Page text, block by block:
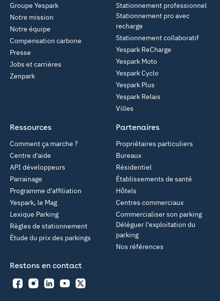
Groupe Yespark
Notre mission
Notre équipe
Compensation carbone
Presse
Jobs et carrières
Zenpark
Stationnement professionnel
Stationnement pro avec
recharge
Stationnement collaboratif
Yespark ReCharge
Yespark Moto
Yespark Cyclo
Yespark Plus
Yespark Relais
Villes
Partenaires
Propriétaires particuliers
Bureaux
Résidentiel
Établissements de santé
Hôtels
Centres commerciaux
Commercialiser son parking
Déléguer l'exploitation du
parking
Nos références
Ressources
Comment ça marche ?
Centre d'aide
API développeurs
Parrainage
Programme d'affiliation
Yespark, le Mag
Lexique Parking
Règles de stationnement
Étude du prix des parkings
Restons en contact
FacebookInstagramLinkedInYouTubeTwitter